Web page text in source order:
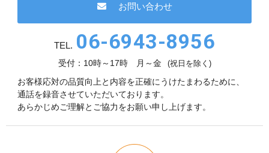
お問い合わせ
TEL. 06-6943-8956
受付：10時～17時 月～金 (祝日を除く)
お客様応対の品質向上と内容を正確にうけたまわるために、
通話を録音させていただいております。
あらかじめご理解とご協力をお願い申し上げます。
※祝日を除く
メールでのお問い合わせ